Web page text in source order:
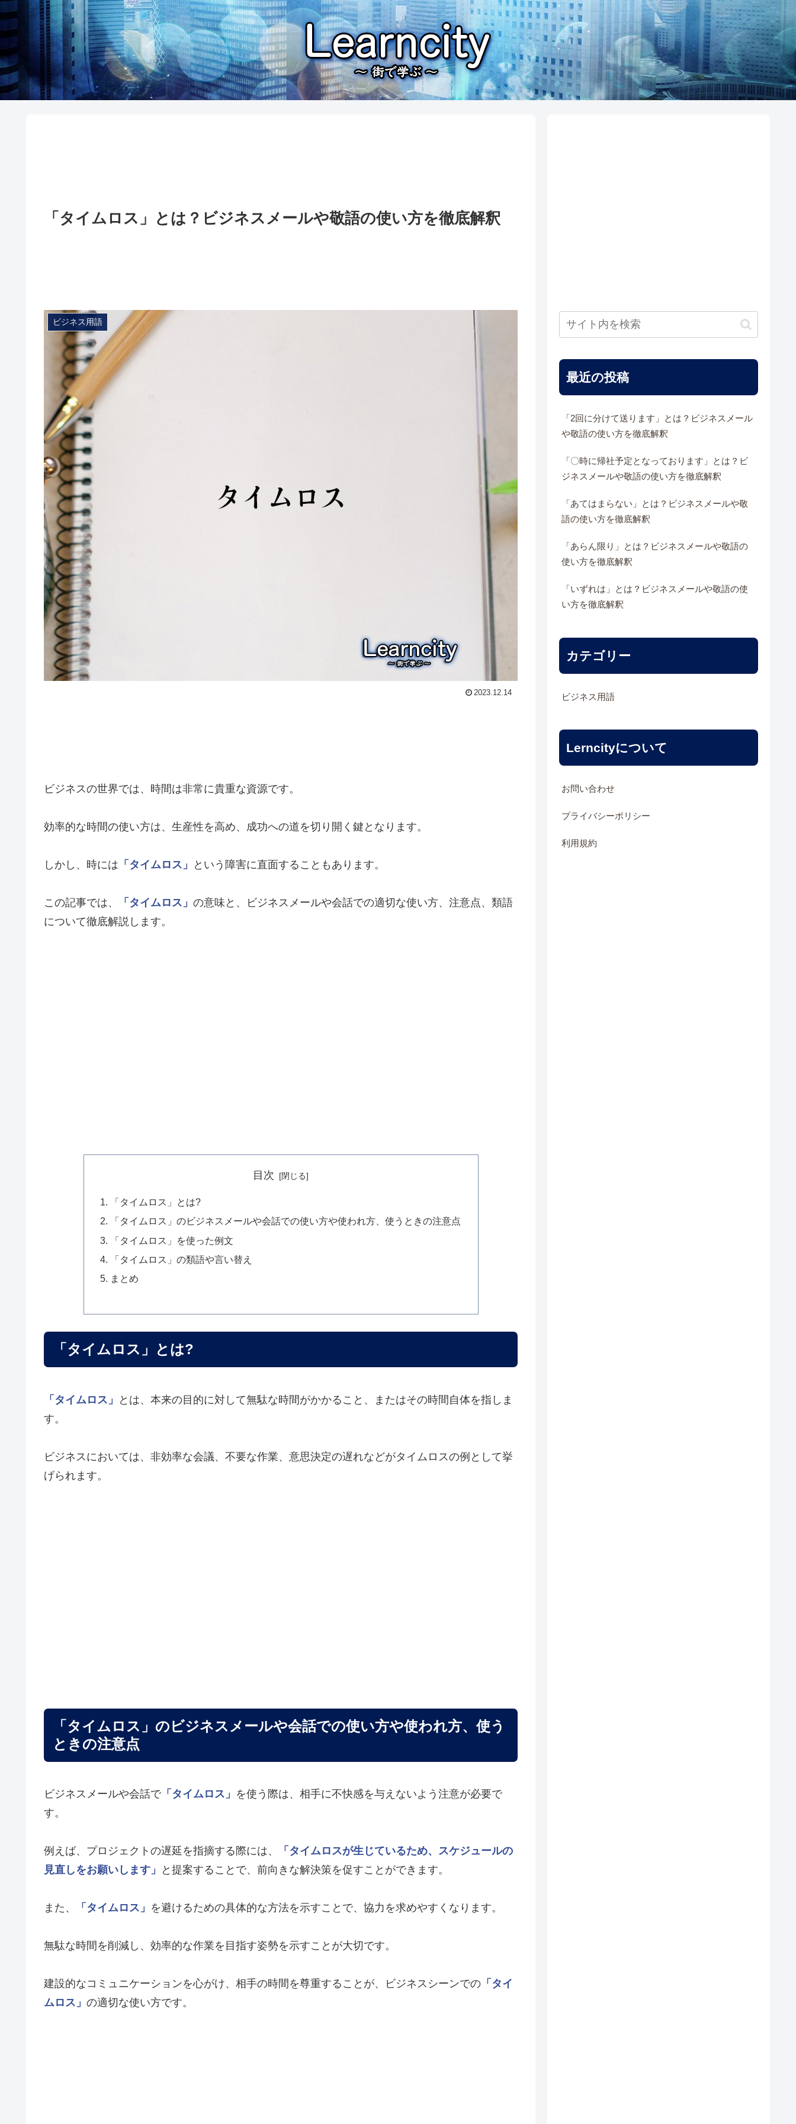
「タイムロス」とは？ビジネスメールや敬語の使い方を徹底解釈
ビジネス用語
2023.12.14
ビジネスの世界では、時間は非常に貴重な資源です。
効率的な時間の使い方は、生産性を高め、成功への道を切り開く鍵となります。
しかし、時には 「タイムロス」 という障害に直面することもあります。
この記事では、 「タイムロス」 の意味と、ビジネスメールや会話での適切な使い方、注意点、類語
について徹底解説します。
目次
「タイムロス」とは?
「タイムロス」のビジネスメールや会話での使い方や使われ方、使うときの注意点
「タイムロス」を使った例文
「タイムロス」の類語や言い替え
まとめ
「タイムロス」とは?
「タイムロス」
とは、本来の目的に対して無駄な時間がかかること、またはその時間自体を指しま
す。
ビジネスにおいては、非効率な会議、不要な作業、意思決定の遅れなどがタイムロスの例として挙
げられます。
「タイムロス」のビジネスメールや会話での使い方や使われ方、使う
ときの注意点
ビジネスメールや会話で「タイムロス」 を使う際は、相手に不快感を与えないよう注意が必要で
す。
例えば、プロジェクトの遅延を指摘する際には、
「タイムロスが生じているため、スケジュールの
見直しをお願いします」
と提案することで、前向きな解決策を促すことができます。
また、 「タイムロス」 を避けるための具体的な方法を示すことで、協力を求めやすくなります。
無駄な時間を削減し、効率的な作業を目指す姿勢を示すことが大切です。
建設的なコミュニケーションを心がけ、相手の時間を尊重することが、ビジネスシーンでの 「タイ
ムロス」 の適切な使い方です。
最近の投稿
「2回に分けて送ります」とは？ビジネスメール
や敬語の使い方を徹底解釈
「〇時に帰社予定となっております」とは？ビ
ジネスメールや敬語の使い方を徹底解釈
「あてはまらない」とは？ビジネスメールや敬
語の使い方を徹底解釈
「あらん限り」とは？ビジネスメールや敬語の
使い方を徹底解釈
「いずれは」とは？ビジネスメールや敬語の使
い方を徹底解釈
カテゴリー
ビジネス用語
Lerncityについて
お問い合わせ
プライバシーポリシー
利用規約